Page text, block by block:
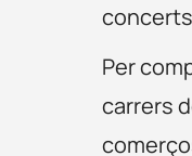
Per
carrers